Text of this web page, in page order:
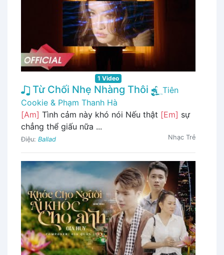
1 Video
Từ Chối Nhẹ Nhàng Thôi
Tiên
Cookie & Phạm Thanh Hà
[Am] Tình cảm này khó nói Nếu thật [Em] sự
chẳng thể giấu nữa ...
Điệu: Ballad Nhạc Trẻ